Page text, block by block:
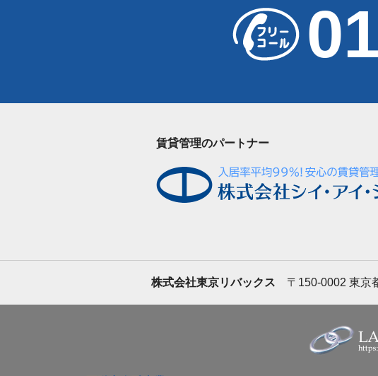
賃貸管理のパートナー
株式会社東京リバックス 〒150-0002 東京